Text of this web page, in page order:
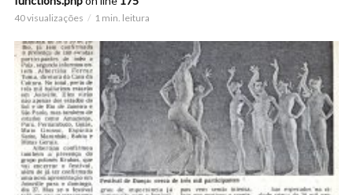
40 visualizações 1 min. leitura